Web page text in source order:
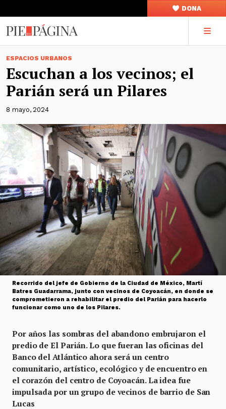
DONA
ESPACIOS URBANOS
Escuchan a los vecinos; el
Parián será un Pilares
8 mayo, 2024
Recorrido del jefe de Gobierno de la Ciudad de México, Martí
Batres Guadarrama, junto con vecinos de Coyoacán, en donde se
comprometieron a rehabilitar el predio del Parián para hacerlo
funcionar como uno de los Pilares.
Por años las sombras del abandono embrujaron el
predio de El Parián. Lo que fueran las oficinas del
Banco del Atlántico ahora será un centro
comunitario, artístico, ecológico y de encuentro en
el corazón del centro de Coyoacán. La idea fue
impulsada por un grupo de vecinos de barrio de San
Lucas